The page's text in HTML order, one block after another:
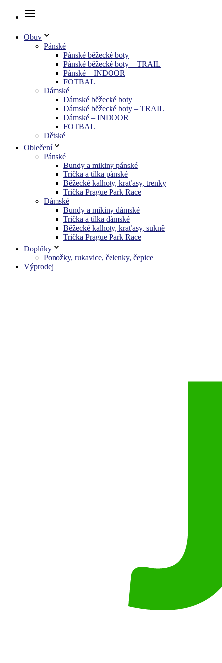
Obuv
Pánské
Pánské běžecké boty
Pánské běžecké boty – TRAIL
Pánské – INDOOR
FOTBAL
Dámské
Dámské běžecké boty
Dámské běžecké boty – TRAIL
Dámské – INDOOR
FOTBAL
Dětské
Oblečení
Pánské
Bundy a mikiny pánské
Trička a tílka pánské
Běžecké kalhoty, kraťasy, trenky
Trička Prague Park Race
Dámské
Bundy a mikiny dámské
Trička a tílka dámské
Běžecké kalhoty, kraťasy, sukně
Trička Prague Park Race
Doplňky
Ponožky, rukavice, čelenky, čepice
Výprodej